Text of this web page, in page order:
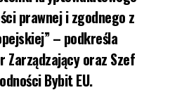
prawnej i zgodnego z
– podkreśla
Zarządzający oraz Szef
Bybit EU.